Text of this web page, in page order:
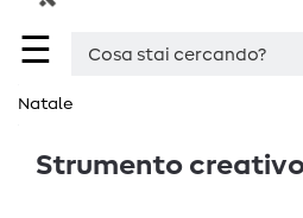
☰
Natale
Strumento